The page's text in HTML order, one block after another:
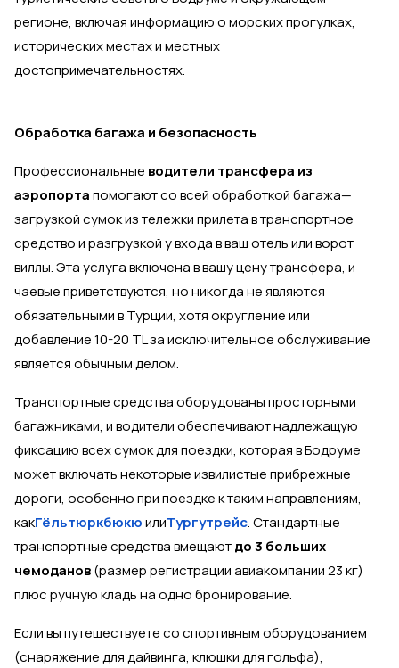
регионе, включая информацию о морских прогулках,
исторических местах и местных
достопримечательностях.
Обработка багажа и безопасность
Профессиональные водители трансфера из
аэропортапомогают со всей обработкой багажа—
загрузкой сумок из тележки прилета в транспортное
средство и разгрузкой у входа в ваш отель или ворот
виллы. Эта услуга включена в вашу цену трансфера, и
чаевые приветствуются, но никогда не являются
обязательными в Турции, хотя округление или
добавление 10-20 TL за исключительное обслуживание
является обычным делом.
Транспортные средства оборудованы просторными
багажниками, и водители обеспечивают надлежащую
фиксацию всех сумок для поездки, которая в Бодруме
может включать некоторые извилистые прибрежные
дороги, особенно при поездке к таким направлениям,
какГёльтюркбюкюилиТургутрейс. Стандартные
транспортные средства вмещаютдо 3 больших
чемоданов(размер регистрации авиакомпании 23 кг)
плюс ручную кладь на одно бронирование.
Если вы путешествуете со спортивным оборудованием
(снаряжение для дайвинга, клюшки для гольфа),